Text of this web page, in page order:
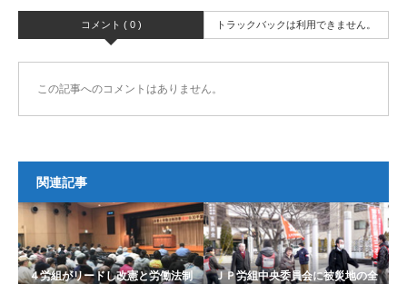
コメント ( 0 ) トラックバックは利用できません。
この記事へのコメントはありません。
関連記事
４労組がリードし改憲と労働法制
ＪＰ労組中央委員会に被災地の全